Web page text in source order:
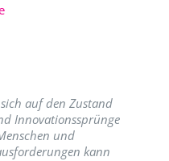
auf den Zustand
Innovationssprünge
und
kann